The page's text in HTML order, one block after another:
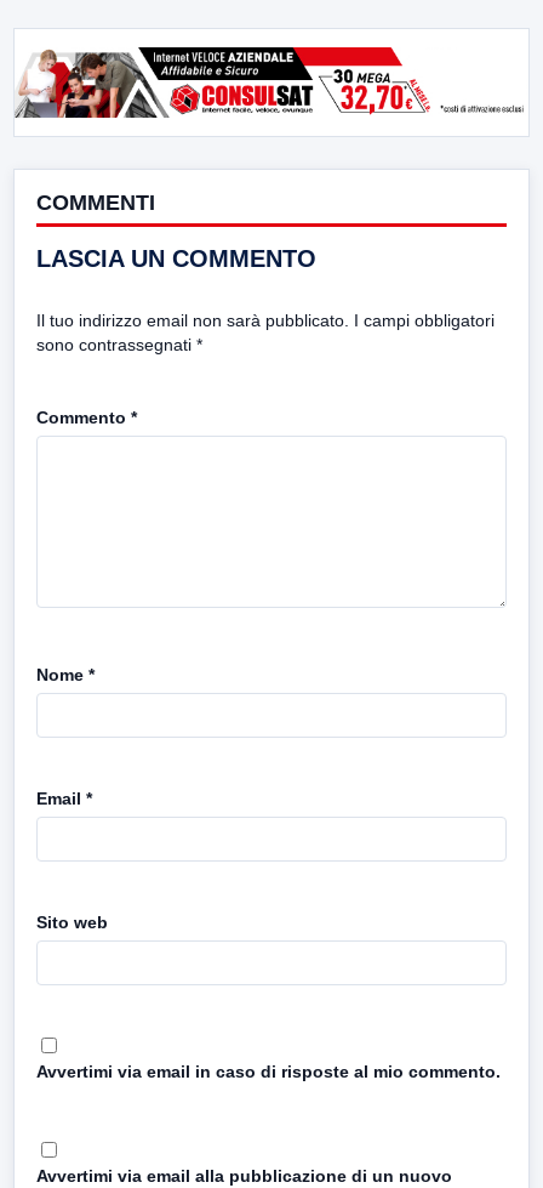
COMMENTI
LASCIA UN COMMENTO
Il tuo indirizzo email non sarà pubblicato. I campi obbligatori
sono contrassegnati *
Commento *
Nome *
Email *
Sito web
Avvertimi via email in caso di risposte al mio commento.
Avvertimi via email alla pubblicazione di un nuovo